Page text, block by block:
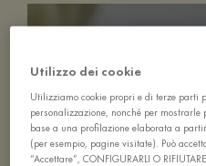
Utilizzo dei cookie
Utilizziamo cookie propri e di terze parti
personalizzazione, nonché per
base a una profilazione elaborata a
(per esempio, pagine visitate). Può
“Accettare”, CONFIGURARLI O